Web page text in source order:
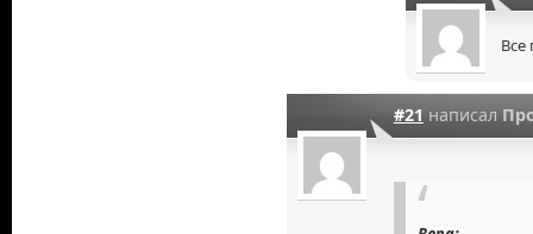
#21 написал